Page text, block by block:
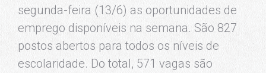
segunda-feira (13/6) as oportunidades de
emprego disponíveis na semana. São 827
postos abertos para todos os níveis de
escolaridade. Do total, 571 vagas são